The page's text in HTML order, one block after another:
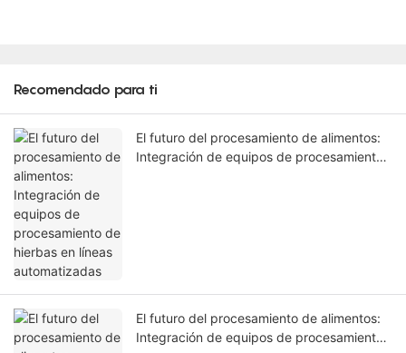
Recomendado para ti
El futuro del procesamiento de alimentos:
Integración de equipos de procesamiento
El futuro del procesamiento de alimentos:
Integración de equipos de procesamiento